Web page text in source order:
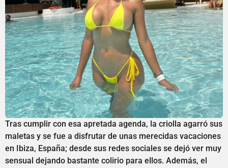
Tras cumplir con esa apretada agenda, la criolla agarró sus
maletas y se fue a disfrutar de unas merecidas vacaciones
en Ibiza, España; desde sus redes sociales se dejó ver muy
sensual dejando bastante colirio para ellos. Además, el